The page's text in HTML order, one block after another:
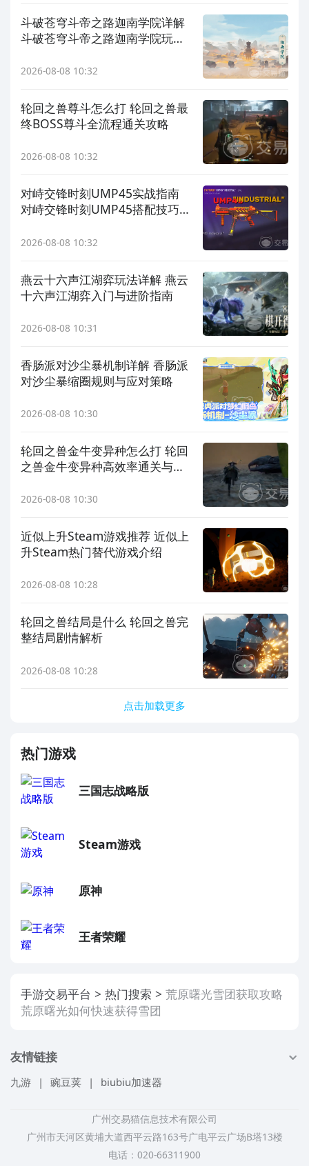
斗破苍穹斗帝之路迦南学院详解
斗破苍穹斗帝之路迦南学院玩
2026-08-08 10:32
轮回之兽尊斗怎么打 轮回之兽最
终BOSS尊斗全流程通关攻略
2026-08-08 10:32
对峙交锋时刻UMP45实战指南
对峙交锋时刻UMP45搭配技巧与
2026-08-08 10:32
燕云十六声江湖弈玩法详解 燕云
十六声江湖弈入门与进阶指南
2026-08-08 10:31
香肠派对沙尘暴机制详解 香肠派
对沙尘暴缩圈规则与应对策略
2026-08-08 10:30
轮回之兽金牛变异种怎么打 轮回
之兽金牛变异种高效率通关与机
2026-08-08 10:30
近似上升Steam游戏推荐 近似上
升Steam热门替代游戏介绍
2026-08-08 10:28
轮回之兽结局是什么 轮回之兽完
整结局剧情解析
2026-08-08 10:28
点击加载更多
热门游戏
三国志战略版
Steam游戏
原神
王者荣耀
手游交易平台 热门搜索
荒原曙光雪团获取攻略
荒原曙光如何快速获得雪团
友情链接
九游 | 豌豆荚 | biubiu加速器
广州交易猫信息技术有限公司
广州市天河区黄埔大道西平云路163号广电平云广场B塔13楼
电话：020-66311900